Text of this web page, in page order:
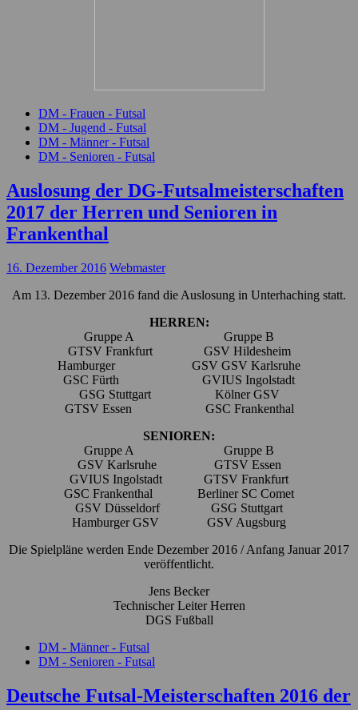
DM - Frauen - Futsal
DM - Jugend - Futsal
DM - Männer - Futsal
DM - Senioren - Futsal
Auslosung der DG-Futsalmeisterschaften
2017 der Herren und Senioren in
Frankenthal
16. Dezember 2016 Webmaster
Am 13. Dezember 2016 fand die Auslosung in Unterhaching statt.
HERREN:
Gruppe A Gruppe B
GTSV Frankfurt GSV Hildesheim
Hamburger GSV GSV Karlsruhe
GSC Fürth GVIUS Ingolstadt
GSG Stuttgart Kölner GSV
GTSV Essen GSC Frankenthal
SENIOREN:
Gruppe A Gruppe B
GSV Karlsruhe GTSV Essen
GVIUS Ingolstadt GTSV Frankfurt
GSC Frankenthal Berliner SC Comet
GSV Düsseldorf GSG Stuttgart
Hamburger GSV GSV Augsburg
Die Spielpläne werden Ende Dezember 2016 / Anfang Januar 2017
veröffentlicht.
Jens Becker
Technischer Leiter Herren
DGS Fußball
DM - Männer - Futsal
DM - Senioren - Futsal
Deutsche Futsal-Meisterschaften 2016 der